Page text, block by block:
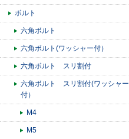
ボルト
六角ボルト
六角ボルト(ワッシャー付）
六角ボルト スリ割付
六角ボルト スリ割付(ワッシャー
付）
M4
M5